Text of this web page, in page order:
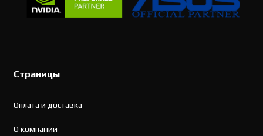
Страницы
Оплата и доставка
О компании